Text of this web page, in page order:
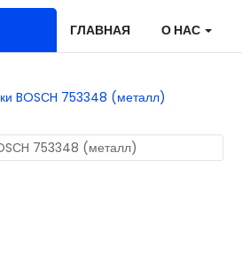
ГЛАВНАЯ О НАС
BOSСH 753348 (металл)